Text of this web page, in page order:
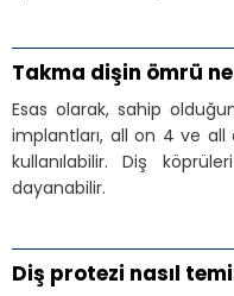
Takma dişin ömrü
Esas olarak, sahip
implantları, all on 4 ve all
kullanılabilir. Diş
dayanabilir.
Diş protezi nasıl